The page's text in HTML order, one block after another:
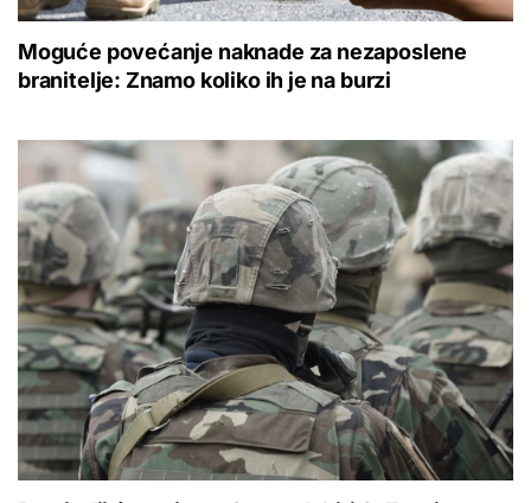
Moguće povećanje naknade za nezaposlene
branitelje: Znamo koliko ih je na burzi